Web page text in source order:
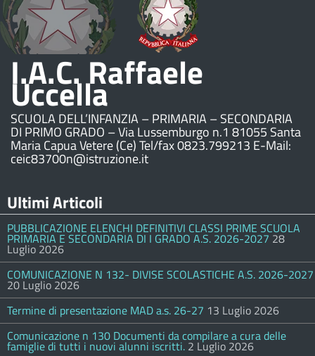
I.A.C. Raffaele
Uccella
SCUOLA DELL’INFANZIA – PRIMARIA – SECONDARIA
DI PRIMO GRADO – Via Lussemburgo n.1 81055 Santa
Maria Capua Vetere (Ce) Tel/fax 0823.799213 E-Mail:
ceic83700n@istruzione.it
Ultimi Articoli
PUBBLICAZIONE ELENCHI DEFINITIVI CLASSI PRIME SCUOLA
PRIMARIA E SECONDARIA DI I GRADO A.S. 2026-2027 28
Luglio 2026
COMUNICAZIONE N 132- DIVISE SCOLASTICHE A.S. 2026-2027
20 Luglio 2026
Termine di presentazione MAD a.s. 26-27 13 Luglio 2026
Comunicazione n 130 Documenti da compilare a cura delle
famiglie di tutti i nuovi alunni iscritti. 2 Luglio 2026